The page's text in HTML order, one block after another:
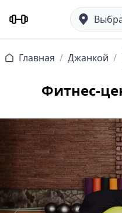
Главная / Джанкой /
Фитнес-